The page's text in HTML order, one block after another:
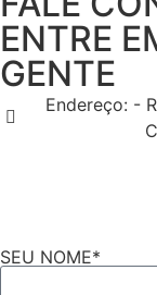
ENTRE
GENTE
Endereço: -
SEU NOME*